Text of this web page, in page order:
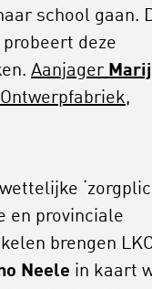
school gaan.
deze
Aanjager
en provinciale
brengen
Neele in kaart